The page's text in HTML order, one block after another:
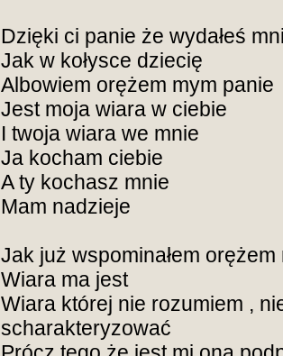
Dzięki ci panie że wydałeś
Jak w kołysce dziecię
Albowiem orężem mym panie
Jest moja wiara w ciebie
I twoja wiara we mnie
Ja kocham ciebie
A ty kochasz mnie
Mam nadzieje
Jak już wspominałem
Wiara ma jest
Wiara której nie rozumiem ,
scharakteryzować